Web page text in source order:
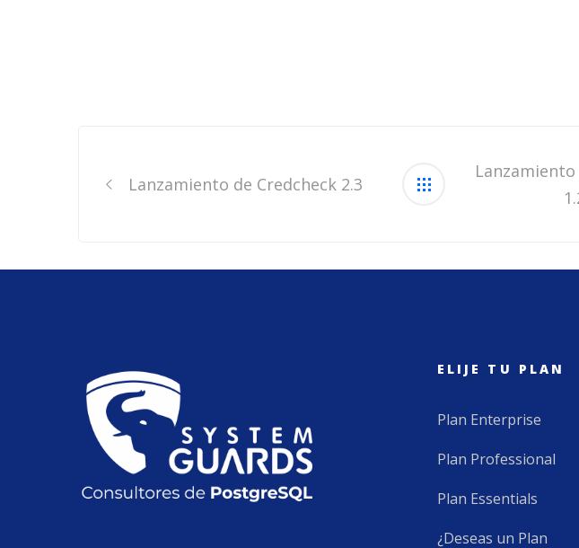
navigation
Lanzamiento de Credcheck 2.3
ELIJE TU PLAN
Plan Enterprise
Plan Professional
Plan Essentials
¿Deseas un Plan